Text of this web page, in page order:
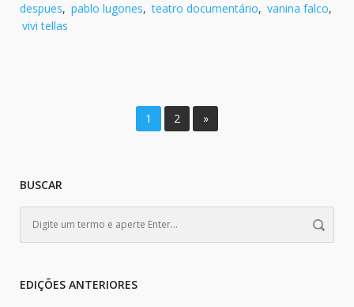
despues, pablo lugones, teatro documentário, vanina falco,
vivi tellas
1 2 »
BUSCAR
EDIÇÕES ANTERIORES